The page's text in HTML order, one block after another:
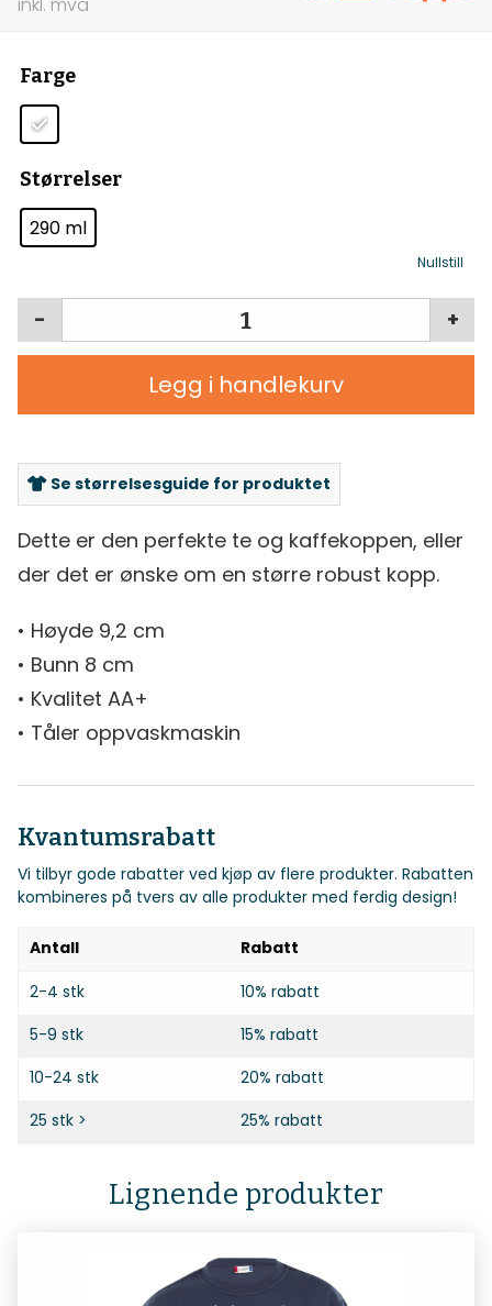
Farge
Størrelser
290 ml
Nullstill
+
-
Legg i handlekurv
Se størrelsesguide for produktet
Dette er den perfekte te og kaffekoppen, eller
der det er ønske om en større robust kopp.
• Høyde 9,2 cm
• Bunn 8 cm
• Kvalitet AA+
• Tåler oppvaskmaskin
Kvantumsrabatt
Vi tilbyr gode rabatter ved kjøp av flere produkter. Rabatten
kombineres på tvers av alle produkter med ferdig design!
Antall
Rabatt
2-4 stk
10% rabatt
5-9 stk
15% rabatt
10-24 stk
20% rabatt
25 stk >
25% rabatt
Lignende produkter